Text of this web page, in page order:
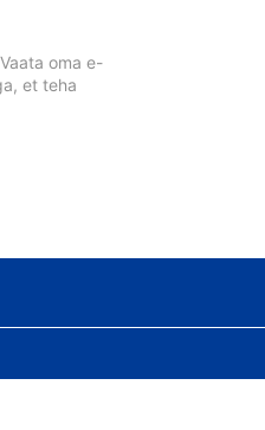
oma e-
et teha